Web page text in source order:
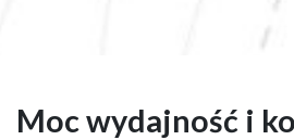
Moc wydajność i